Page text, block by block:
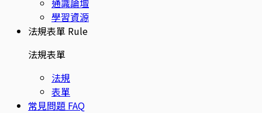
通識論壇
學習資源
法規表單 Rule
法規表單
法規
表單
常見問題 FAQ